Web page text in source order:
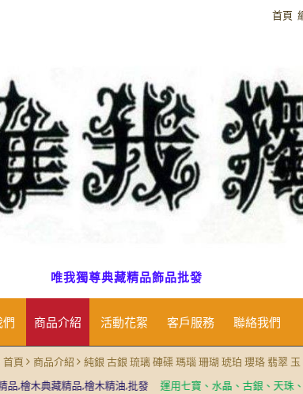
首頁
唯我獨尊典藏精品飾品批發
們 商品介紹 活動花絮 客戶服務 聯絡我們
首頁 商品介紹
純銀 古銀 琉璃 硨磲 瑪瑙 珊瑚 琥珀 瓔珞 翡翠
典藏精品,檜木精油,批發 運用七寶、水晶、古銀、天珠、琉璃